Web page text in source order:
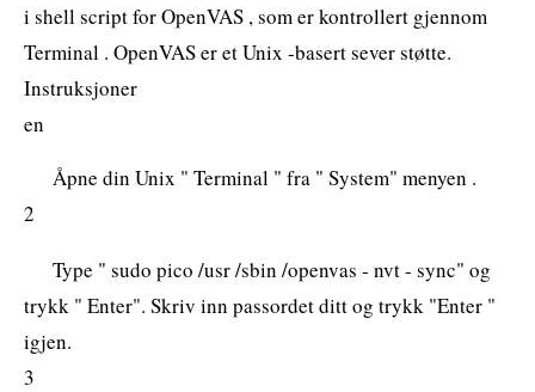
i shell script for OpenVAS , som er kontrollert gjennom
Terminal . OpenVAS er et Unix -basert sever støtte.
Instruksjoner
en
Åpne din Unix " Terminal " fra " System" menyen .
2
Type " sudo pico /usr /sbin /openvas - nvt - sync" og
trykk " Enter". Skriv inn passordet ditt og trykk "Enter "
igjen.
3